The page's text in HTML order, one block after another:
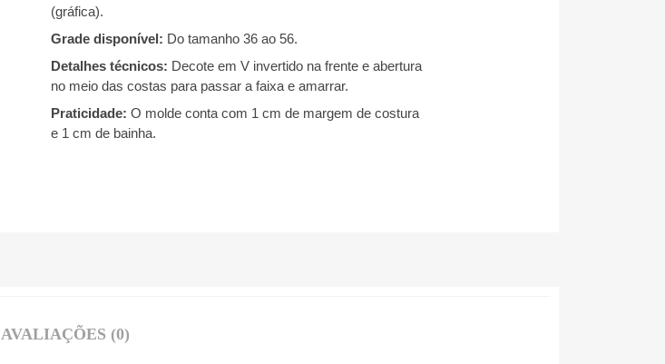
(gráfica).
Grade disponível: Do tamanho 36 ao 56.
Detalhes técnicos: Decote em V invertido na frente e abertura
no meio das costas para passar a faixa e amarrar.
Praticidade: O molde conta com 1 cm de margem de costura
e 1 cm de bainha.
AVALIAÇÕES (0)